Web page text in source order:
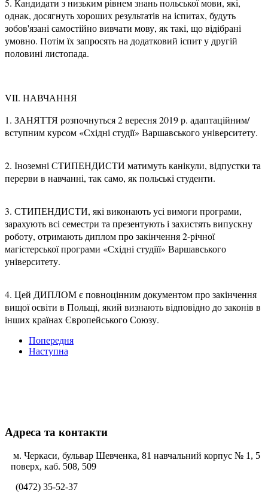
5. Кандидати з низьким рівнем знань польської мови, які,
однак, досягнуть хороших результатів на іспитах, будуть
зобов'язані самостійно вивчати мову, як такі, що відібрані
умовно. Потім їх запросять на додатковий іспит у другій
половині листопада.
VII. НАВЧАННЯ
1. ЗАНЯТТЯ розпочнуться 2 вересня 2019 р. адаптаційним/
вступним курсом «Східні студії» Варшавського університету.
2. Іноземні СТИПЕНДИСТИ матимуть канікули, відпустки та
перерви в навчанні, так само, як польські студенти.
3. СТИПЕНДИСТИ, які виконають усі вимоги програми,
зарахують всі семестри та презентують і захистять випускну
роботу, отримають диплом про закінчення 2-річної
магістерської програми «Східні студіїї» Варшавського
університету.
4. Цей ДИПЛОМ є повноцінним документом про закінчення
вищої освіти в Польщі, який визнають відповідно до законів в
інших країнах Європейського Союзу.
Попередня
Наступна
Адреса та контакти
м. Черкаси, бульвар Шевченка, 81 навчальний корпус № 1, 5
поверх, каб. 508, 509
(0472) 35-52-37